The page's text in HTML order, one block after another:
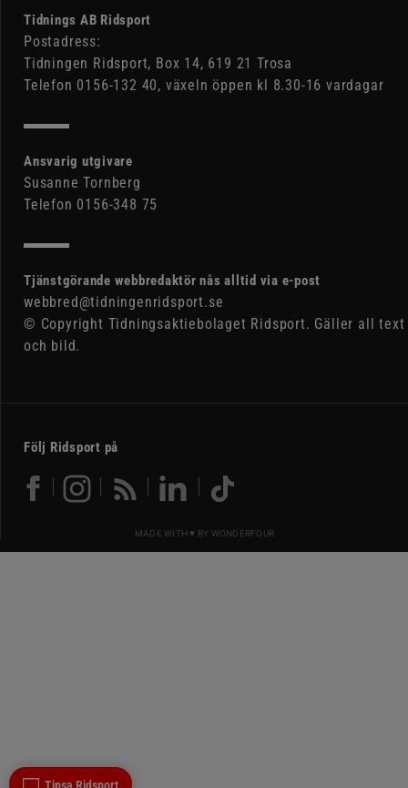
Tidnings AB Ridsport
Postadress:
Tidningen Ridsport, Box 14, 619 21 Trosa
Telefon 0156-132 40, växeln öppen kl 8.30-16 vardagar
Ansvarig utgivare
Susanne Tornberg
Telefon 0156-348 75
Tjänstgörande webbredaktör nås alltid via e-post
webbred@tidningenridsport.se
© Copyright Tidningsaktiebolaget Ridsport. Gäller all text
och bild.
Följ Ridsport på
MADE WITH ♥ BY WONDERFOUR